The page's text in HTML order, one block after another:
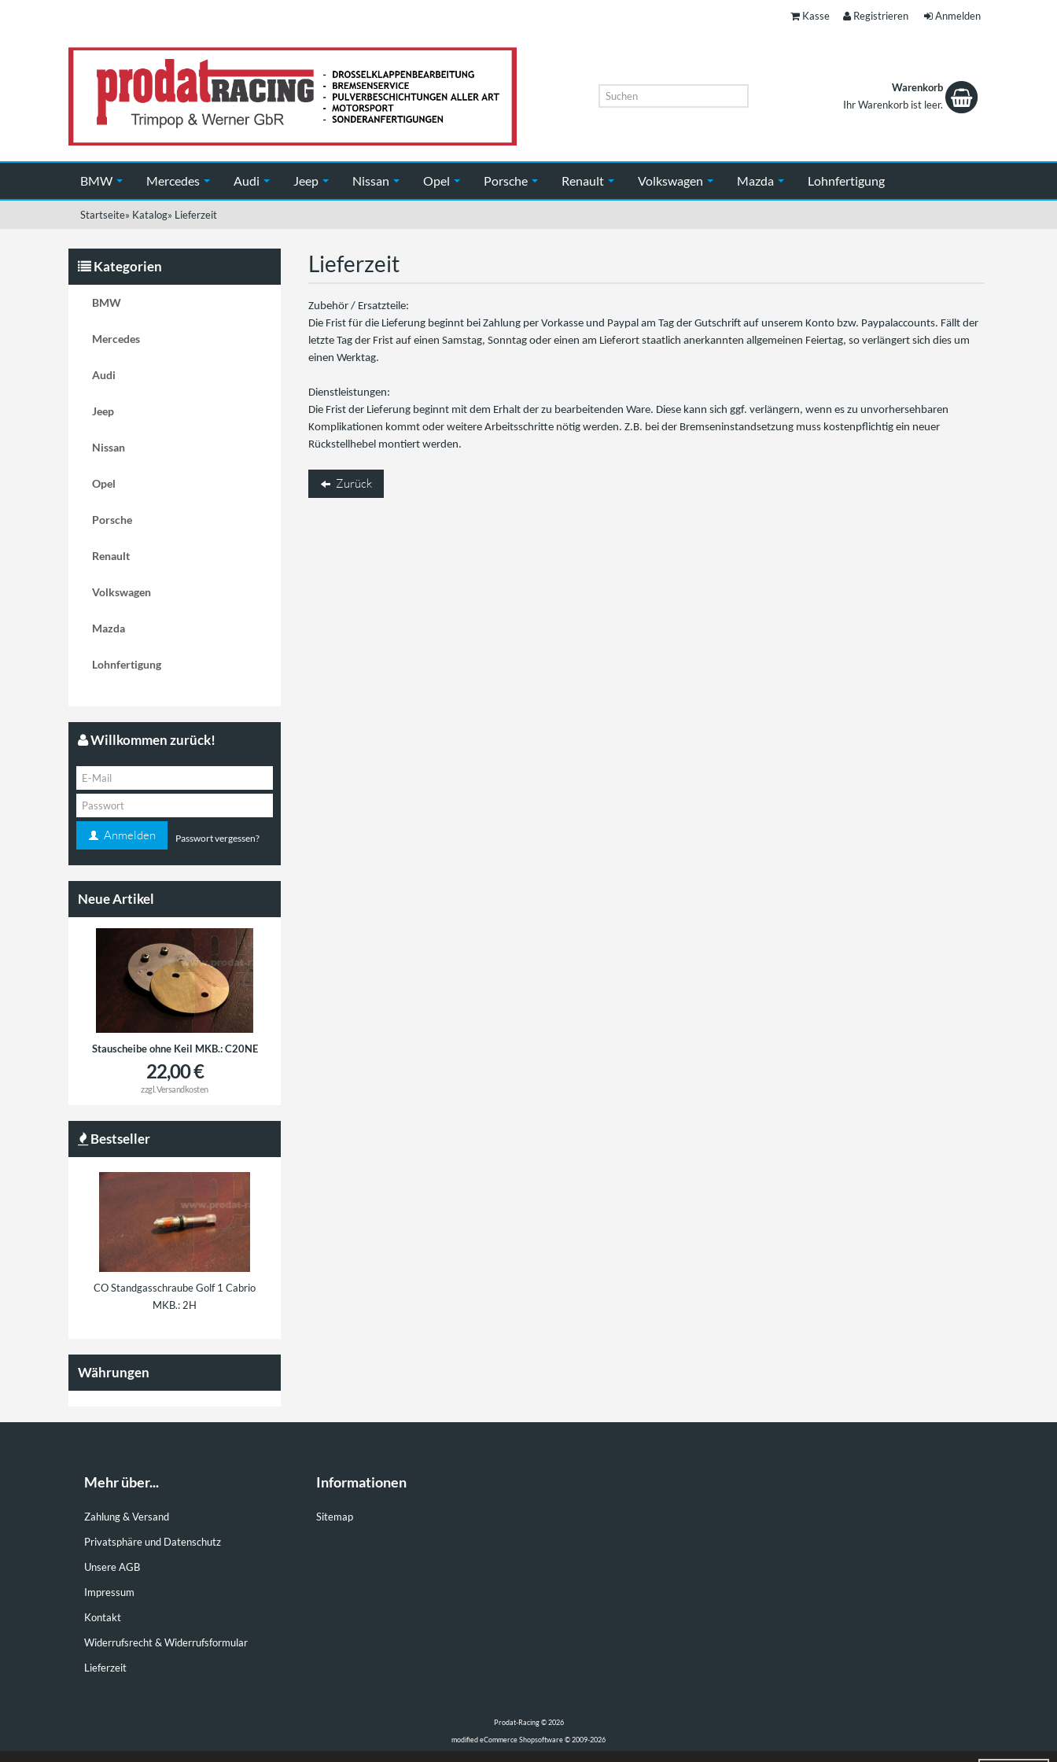
Kasse Registrieren Anmelden
Warenkorb
Ihr Warenkorb ist leer.
BMW Mercedes Audi Jeep Nissan Opel Porsche Renault Volkswagen Mazda Lohnfertigung
Startseite» Katalog» Lieferzeit
Lieferzeit
Zubehör / Ersatzteile:
Die Frist für die Lieferung beginnt bei Zahlung per Vorkasse und Paypal am Tag der Gutschrift auf unserem Konto bzw. Paypalaccounts. Fällt der
letzte Tag der Frist auf einen Samstag, Sonntag oder einen am Lieferort staatlich anerkannten allgemeinen Feiertag, so verlängert sich dies um
einen Werktag.
Dienstleistungen:
Die Frist der Lieferung beginnt mit dem Erhalt der zu bearbeitenden Ware. Diese kann sich ggf. verlängern, wenn es zu unvorhersehbaren
Komplikationen kommt oder weitere Arbeitsschritte nötig werden. Z.B. bei der Bremseninstandsetzung muss kostenpflichtig ein neuer
Rückstellhebel montiert werden.
Zurück
Kategorien
BMW
Mercedes
Audi
Jeep
Nissan
Opel
Porsche
Renault
Volkswagen
Mazda
Lohnfertigung
Willkommen zurück!
Anmelden Passwort vergessen?
Neue Artikel
Stauscheibe ohne Keil MKB.: C20NE
22,00 €
zzgl.Versandkosten
Bestseller
CO Standgasschraube Golf 1 Cabrio Reparatursatz für Bremskraftregler
Währungen
Mehr über...
Zahlung & Versand
Privatsphäre und Datenschutz
Unsere AGB
Impressum
Kontakt
Widerrufsrecht & Widerrufsformular
Lieferzeit
Informationen
Sitemap
Prodat-Racing © 2026
modified eCommerce Shopsoftware © 2009-2026